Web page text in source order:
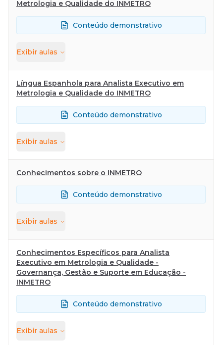
Metrologia e Qualidade do INMETRO
Conteúdo demonstrativo
Exibir aulas
Língua Espanhola para Analista Executivo em
Metrologia e Qualidade do INMETRO
Conteúdo demonstrativo
Exibir aulas
Conhecimentos sobre o INMETRO
Conteúdo demonstrativo
Exibir aulas
Conhecimentos Específicos para Analista
Executivo em Metrologia e Qualidade -
Governança, Gestão e Suporte em Educação -
INMETRO
Conteúdo demonstrativo
Exibir aulas